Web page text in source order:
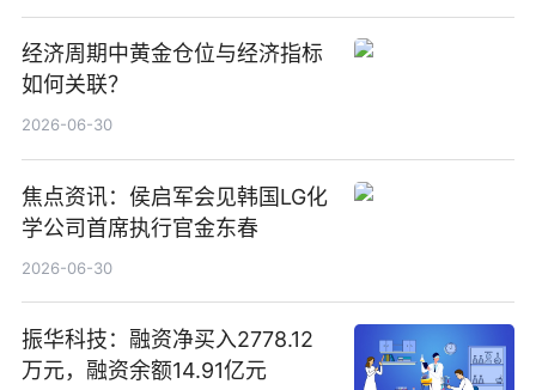
经济周期中黄金仓位与经济指标
如何关联？
2026-06-30
焦点资讯：侯启军会见韩国LG化
学公司首席执行官金东春
2026-06-30
振华科技：融资净买入2778.12
万元，融资余额14.91亿元